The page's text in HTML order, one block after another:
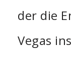
der die
Vegas